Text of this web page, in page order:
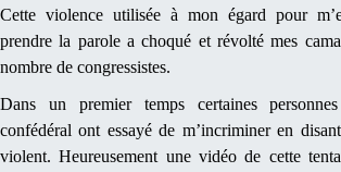
Cette violence utilisée à mon égard pour
prendre la parole a choqué et révolté mes
nombre de congressistes.
Dans un premier temps certaines
confédéral ont essayé de m’incriminer en
violent. Heureusement une vidéo de cette